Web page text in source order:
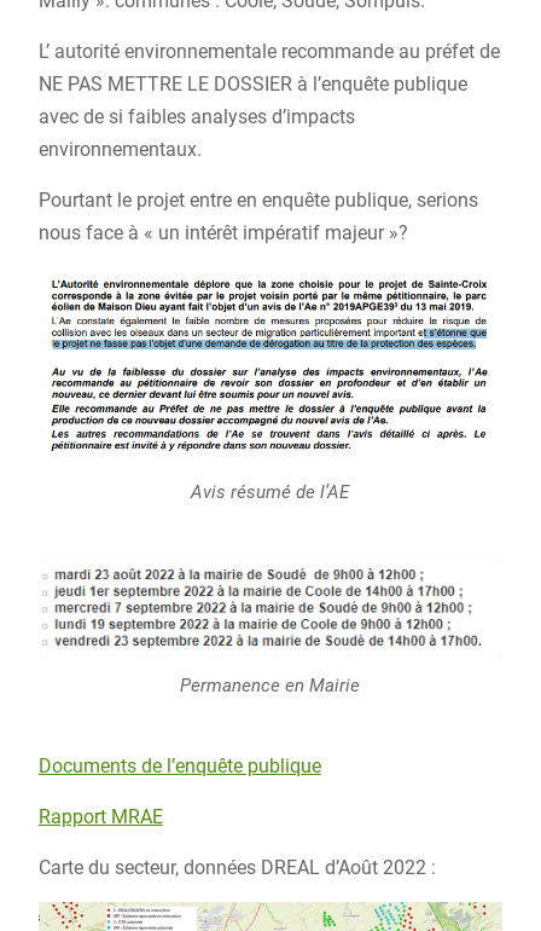
L’ autorité environnementale recommande au préfet de
NE PAS METTRE LE DOSSIER à l’enquête publique
avec de si faibles analyses d’impacts
environnementaux.
Pourtant le projet entre en enquête publique, serions
nous face à « un intérêt impératif majeur »?
Avis résumé de l’AE
Permanence en Mairie
Documents de l’enquête publique
Rapport MRAE
Carte du secteur, données DREAL d’Août 2022 :